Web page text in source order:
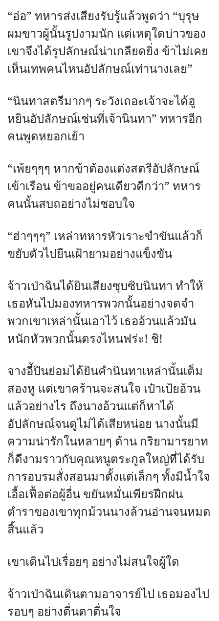
“อ่อ” ทหารส่งเสียงรับรู้แล้วพูดว่า “บุรุษ
ผมขาวผู้นั้นรูปงามนัก แต่เหตุใดบ่าวของ
เขาจึงได้รูปลักษณ์น่าเกลียดยิ่ง ข้าไม่เคย
เห็นเทพคนไหนอัปลักษณ์เท่านางเลย”
“นินทาสตรีมากๆ ระวังเถอะเจ้าจะได้ฮู
หยินอัปลักษณ์เช่นที่เจ้านินทา” ทหารอีก
คนพูดหยอกเย้า
“เพ้ยๆๆๆ หากข้าต้องแต่งสตรีอัปลักษณ์
เข้าเรือน ข้าขออยู่คนเดียวดีกว่า” ทหาร
คนนั้นสบถอย่างไม่ชอบใจ
“ฮ่าๆๆๆ” เหล่าทหารหัวเราะขำขันแล้วก็
ขยับตัวไปยืนเฝ้ายามอย่างแข็งขัน
จ้าวเป่าฉินได้ยินเสียงซุบซิบนินทา ทำให้
เธอหันไปมองทหารพวกนั้นอย่างจดจำ
พวกเขาเหล่านั้นเอาไว้ เธออ้วนแล้วมัน
หนักหัวพวกนั้นตรงไหนฟร่ะ! ชิ!
จางอี้ปินย่อมได้ยินคำนินทาเหล่านั้นเต็ม
สองหู แต่เขาคร้านจะสนใจ เป๋าเป้ยอ้วน
แล้วอย่างไร ถึงนางอ้วนแต่ก็หาได้
อัปลักษณ์จนดูไม่ได้เสียหน่อย นางนั้นมี
ความน่ารักในหลายๆ ด้าน กริยามารยาท
ก็ดีงามราวกับคุณหนูตระกูลใหญ่ที่ได้รับ
การอบรมสั่งสอนมาตั้งแต่เล็กๆ ทั้งมีน้ำใจ
เอื้อเฟื้อต่อผู้อื่น ขยันหมั่นเพียรฝึกฝน
ตำราของเขาทุกม้วนนางล้วนอ่านจนหมด
สิ้นแล้ว
เขาเดินไปเรื่อยๆ อย่างไม่สนใจผู้ใด
จ้าวเป่าฉินเดินตามอาจารย์ไป เธอมองไป
รอบๆ อย่างตื่นตาตื่นใจ